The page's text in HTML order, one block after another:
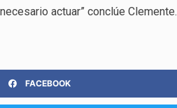
necesario actuar” conclúe Clemente.
FACEBOOK